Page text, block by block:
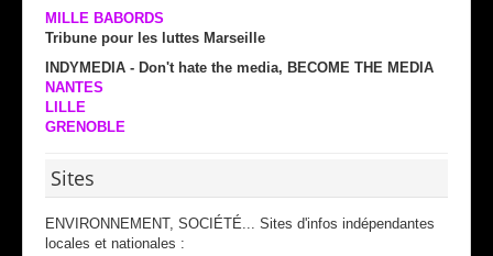
MILLE BABORDS
Tribune pour les luttes Marseille
INDYMEDIA - Don't hate the media, BECOME THE MEDIA
NANTES
LILLE
GRENOBLE
Sites
ENVIRONNEMENT, SOCIÉTÉ... Sites d'infos indépendantes
locales et nationales :